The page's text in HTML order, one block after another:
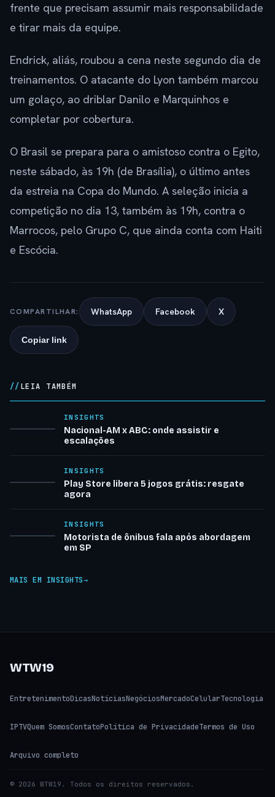
frente que precisam assumir mais responsabilidade
e tirar mais da equipe.
Endrick, aliás, roubou a cena neste segundo dia de
treinamentos. O atacante do Lyon também marcou
um golaço, ao driblar Danilo e Marquinhos e
completar por cobertura.
O Brasil se prepara para o amistoso contra o Egito,
neste sábado, às 19h (de Brasília), o último antes
da estreia na Copa do Mundo. A seleção inicia a
competição no dia 13, também às 19h, contra o
Marrocos, pelo Grupo C, que ainda conta com Haiti
e Escócia.
COMPARTILHAR: WhatsApp Facebook X
Copiar link
LEIA TAMBÉM
INSIGHTS
Nacional-AM x ABC: onde assistir e
escalações
INSIGHTS
Play Store libera 5 jogos grátis: resgate
agora
INSIGHTS
Motorista de ônibus fala após abordagem
em SP
MAIS EM INSIGHTS
WTW19
EntretenimentoDicasNotíciasNegóciosMercadoCelularTecnologia
IPTVQuem SomosContatoPolítica de PrivacidadeTermos de Uso
Arquivo completo
© 2026 WTW19. Todos os direitos reservados.